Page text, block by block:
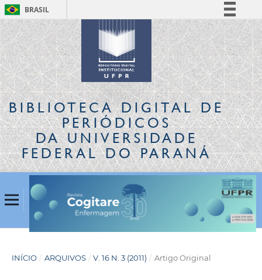
BRASIL
Simplifique!
Comunica BR
Participe
Acesso à informação
Legislação
Canais
BIBLIOTECA DIGITALDE
PERIÓDICOS
DA UNIVERSIDADE
FEDERAL DO PARANÁ
INÍCIO / ARQUIVOS / V. 16 N. 3 (2011) / Artigo Original